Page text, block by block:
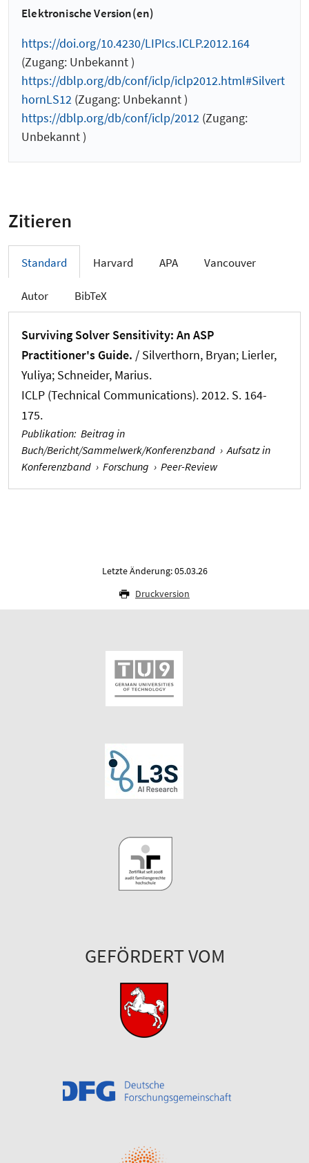
Elektronische Version(en)
https://doi.org/10.4230/LIPIcs.ICLP.2012.164
(Zugang: Unbekannt )
https://dblp.org/db/conf/iclp/iclp2012.html#Silvert
hornLS12 (Zugang: Unbekannt )
https://dblp.org/db/conf/iclp/2012 (Zugang:
Unbekannt )
Zitieren
Standard Harvard APA Vancouver
Autor BibTeX
Surviving Solver Sensitivity: An ASP
Practitioner's Guide. / Silverthorn, Bryan; Lierler,
Yuliya; Schneider, Marius.
ICLP (Technical Communications). 2012. S. 164-
175.
Publikation: Beitrag in
Buch/Bericht/Sammelwerk/Konferenzband › Aufsatz in
Konferenzband › Forschung › Peer-Review
Letzte Änderung: 05.03.26
Druckversion
GEFÖRDERT VOM